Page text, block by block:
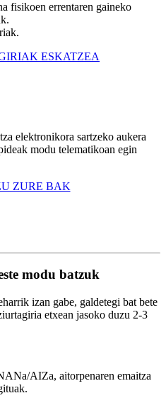
fisikoen errentaren gaineko
ESKATZEA
elektronikora sartzeko aukera
modu telematikoan egin
ZURE BAK
modu batzuk
izan gabe, galdetegi bat bete
etxean jasoko duzu 2-3
AIZa, aitorpenaren emaitza